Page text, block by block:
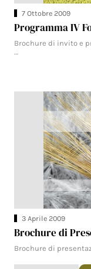
7 Ottobre 2009
Programma IV
Brochure di invito e
…
3 Aprile 2009
Brochure di
Brochure di